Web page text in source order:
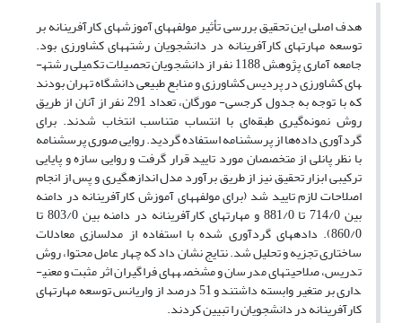
هدف اصلی این تحقیق بررسی تأثیر مولفه­های آموزش­های کارآفرینانه بر
توسعه مهارت­های کارآفرینانه در دانشجویان رشته­های کشاورزی بود.
جامعه آماری پژوهش 1188 نفر از دانشجویان تحصیلات تکمیلی رشته­
های کشاورزی در پردیس کشاورزی و منابع طبیعی دانشگاه تهران بودند
که با توجه به جدول کرجسی- مورگان، تعداد 291 نفر از آنان از طریق
روش نمونه‌گیری طبقه‌ای با انتساب متناسب انتخاب شدند. برای
گردآوری داده‌ها از پرسشنامه استفاده گردید. روایی صوری پرسشنامه
با نظر پانلی از متخصصان مورد تایید قرار گرفت و روایی سازه و پایایی
ترکیبی ابزار تحقیق نیز از طریق برآورد مدل اندازه­گیری و پس از انجام
اصلاحات لازم تایید شد (برای مولفه­های آموزش کارآفرینانه در دامنه
بین 714/0 تا 881/0 و مهارت­های کارآفرینانه در دامنه بین 803/0 تا
860/0). داده­های گردآوری شده با استفاده از مدل­سازی معادلات
ساختاری تجزیه و تحلیل شد. نتایج نشان داد که چهار عامل محتوا، روش
تدریس، صلاحیت­های مدرسان و مشخصه­های فراگیران اثر مثبت و معنی­
داری بر متغیر وابسته داشتند و 51 درصد از واریانس توسعه مهارت­های
کارآفرینانه در دانشجویان را تبیین کردند.